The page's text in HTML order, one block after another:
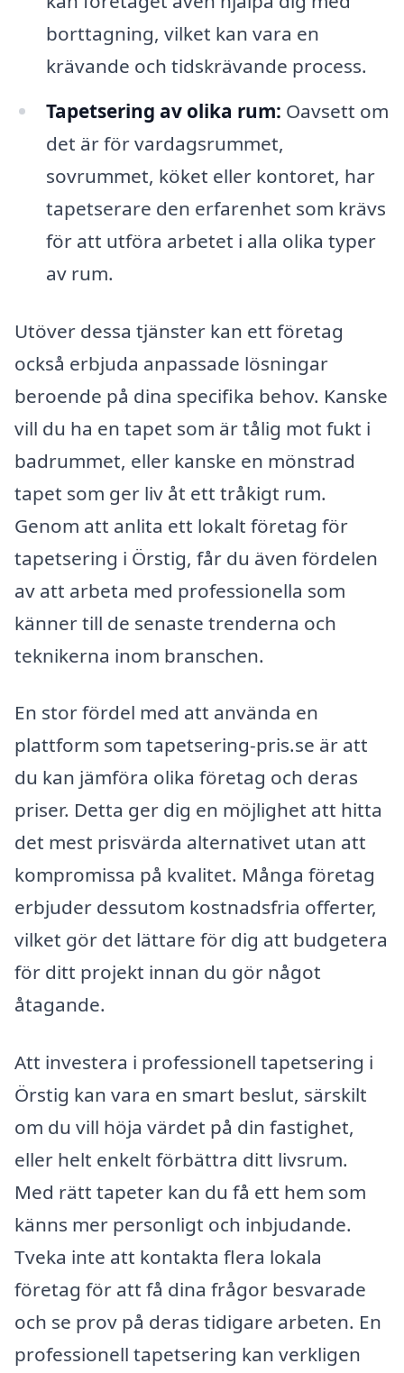
borttagning, vilket kan vara en
krävande och tidskrävande process.
Tapetsering av olika rum: Oavsett om
det är för vardagsrummet,
sovrummet, köket eller kontoret, har
tapetserare den erfarenhet som krävs
för att utföra arbetet i alla olika typer
av rum.
Utöver dessa tjänster kan ett företag
också erbjuda anpassade lösningar
beroende på dina specifika behov. Kanske
vill du ha en tapet som är tålig mot fukt i
badrummet, eller kanske en mönstrad
tapet som ger liv åt ett tråkigt rum.
Genom att anlita ett lokalt företag för
tapetsering i Örstig, får du även fördelen
av att arbeta med professionella som
känner till de senaste trenderna och
teknikerna inom branschen.
En stor fördel med att använda en
plattform som tapetsering-pris.se är att
du kan jämföra olika företag och deras
priser. Detta ger dig en möjlighet att hitta
det mest prisvärda alternativet utan att
kompromissa på kvalitet. Många företag
erbjuder dessutom kostnadsfria offerter,
vilket gör det lättare för dig att budgetera
för ditt projekt innan du gör något
åtagande.
Att investera i professionell tapetsering i
Örstig kan vara en smart beslut, särskilt
om du vill höja värdet på din fastighet,
eller helt enkelt förbättra ditt livsrum.
Med rätt tapeter kan du få ett hem som
känns mer personligt och inbjudande.
Tveka inte att kontakta flera lokala
företag för att få dina frågor besvarade
och se prov på deras tidigare arbeten. En
professionell tapetsering kan verkligen